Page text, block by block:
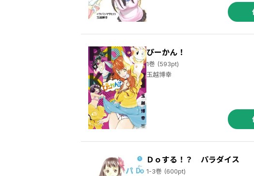
ぴーかん！
1巻 (593pt)
玉越博幸
Ｄｏする！？ パラダイス
1-3巻 (600pt)